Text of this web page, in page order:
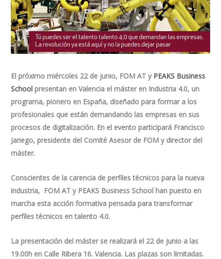
El próximo miércoles 22 de junio, FOM AT yPEAKS Business
School presentan en Valencia el máster en Industria 4.0, un
programa, pionero en España, diseñado para formar a los
profesionales que están demandando las empresas en sus
procesos de digitalización. En el evento participará Francisco
Jariego, presidente del Comité Asesor de FOM y director del
máster.
Conscientes de la carencia de perfiles técnicos para la nueva
industria, FOM AT y PEAKS Business School han puesto en
marcha esta acción formativa pensada para transformar
perfiles técnicos en talento 4.0.
La presentación del máster se realizará el 22 de junio a las
19.00h en Calle Ribera 16. Valencia. Las plazas son limitadas.